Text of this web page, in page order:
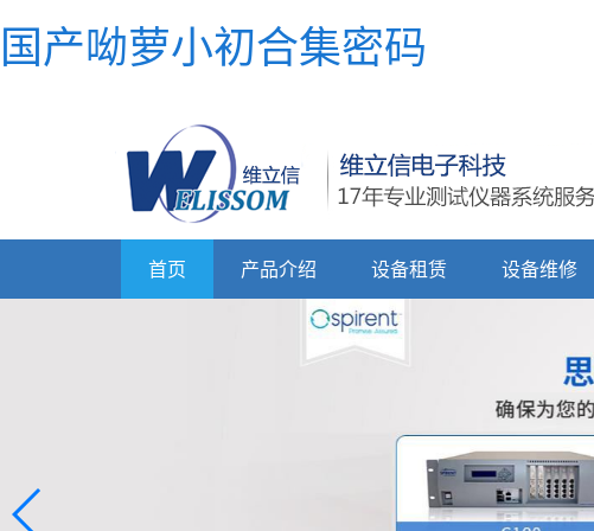
国产呦萝小初合集密码
首页 产品介绍 设备租赁 设备维修